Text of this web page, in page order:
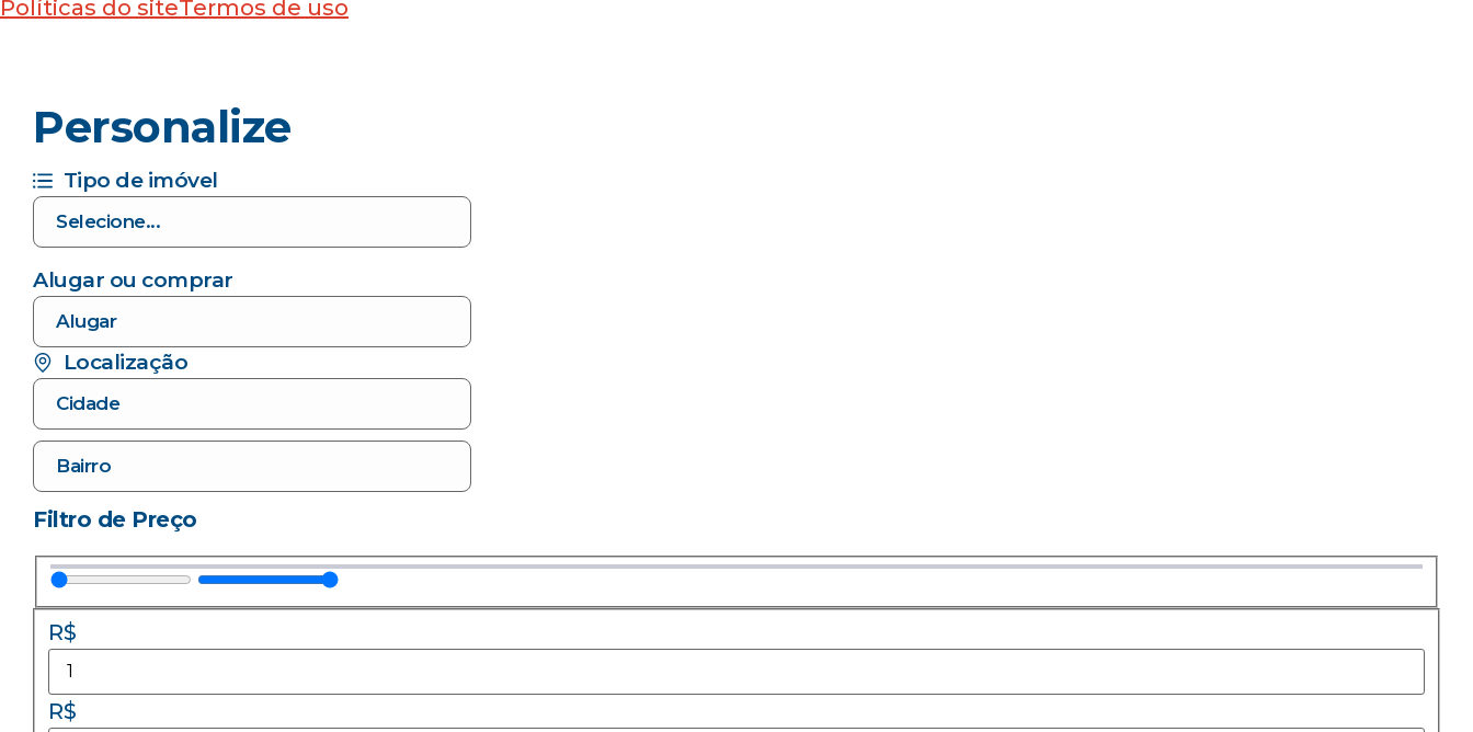
Políticas do siteTermos de uso
Personalize
Tipo de imóvel
Alugar ou comprar
Localização
Filtro de Preço
R$
R$